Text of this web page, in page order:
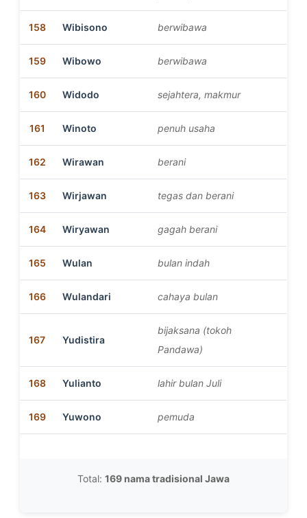
158 Wibisono berwibawa
159 Wibowo berwibawa
160 Widodo sejahtera, makmur
161 Winoto penuh usaha
162 Wirawan berani
163 Wirjawan tegas dan berani
164 Wiryawan gagah berani
165 Wulan bulan indah
166 Wulandari cahaya bulan
167 Yudistira
bijaksana (tokoh
Pandawa)
168 Yulianto lahir bulan Juli
169 Yuwono pemuda
Total: 169 nama tradisional Jawa